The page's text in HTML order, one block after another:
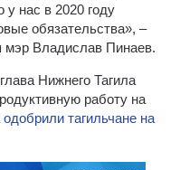
у нас в 2020 году
обязательства», –
мэр Владислав Пинаев.
Нижнего Тагила
работу на
одобрили тагильчане на